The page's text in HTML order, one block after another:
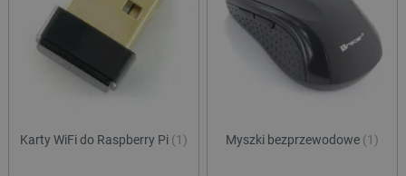
Karty WiFi do Raspberry Pi (1) Myszki bezprzewodowe (1)